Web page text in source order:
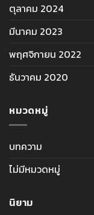
ตุลาคม 2024
มีนาคม 2023
พฤศจิกายน 2022
ธันวาคม 2020
หมวดหมู่
บทความ
ไม่มีหมวดหมู่
นิยาม